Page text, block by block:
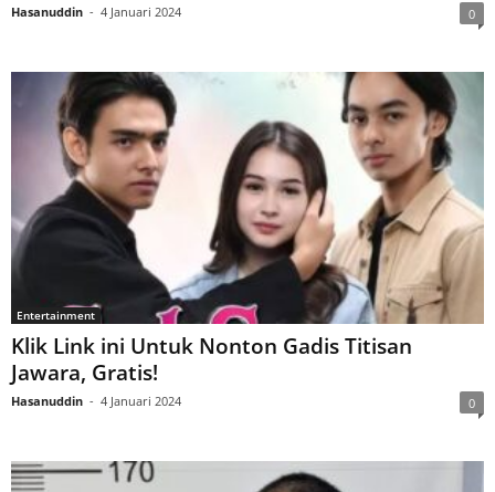
Hasanuddin - 4 Januari 2024 0
Entertainment
Klik Link ini Untuk Nonton Gadis Titisan
Jawara, Gratis!
Hasanuddin - 4 Januari 2024 0